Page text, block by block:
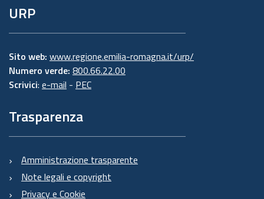
URP
Sito web: www.regione.emilia-romagna.it/urp/
Numero verde: 800.66.22.00
Scrivici: e-mail - PEC
Trasparenza
Amministrazione trasparente
Note legali e copyright
Privacy e Cookie